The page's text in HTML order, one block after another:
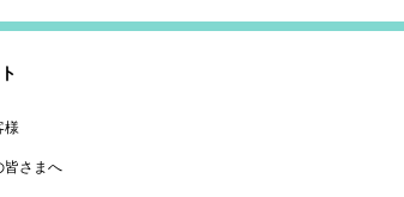
様
皆さまへ